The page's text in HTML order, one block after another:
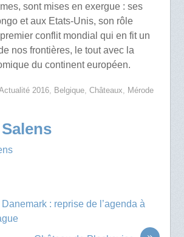
sont mises en exergue : ses
et aux Etats-Unis, son rôle
conflit mondial qui en fit un
nos frontières, le tout avec la
du continent européen.
2016, Belgique, Châteaux, Mérode
: reprise de l’agenda à